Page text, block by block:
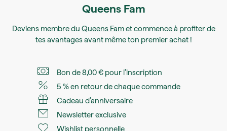
Queens Fam
Deviens membre du Queens Famet commence à profiter de
tes avantages avant même ton premier achat !
Bon de 8,00 € pour l'inscription
5 % en retour de chaque commande
Cadeau d'anniversaire
Newsletter exclusive
Wishlist personnelle